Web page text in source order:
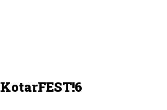
KotarFEST!6